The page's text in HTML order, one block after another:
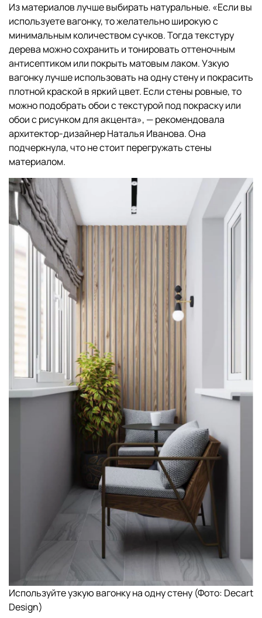
Из материалов лучше выбирать натуральные. «Если вы
используете вагонку, то желательно широкую с
минимальным количеством сучков. Тогда текстуру
дерева можно сохранить и тонировать оттеночным
антисептиком или покрыть матовым лаком. Узкую
вагонку лучше использовать на одну стену и покрасить
плотной краской в яркий цвет. Если стены ровные, то
можно подобрать обои с текстурой под покраску или
обои с рисунком для акцента», — рекомендовала
архитектор-дизайнер Наталья Иванова. Она
подчеркнула, что не стоит перегружать стены
материалом.
Используйте узкую вагонку на одну стену (Фото: Decart
Design)